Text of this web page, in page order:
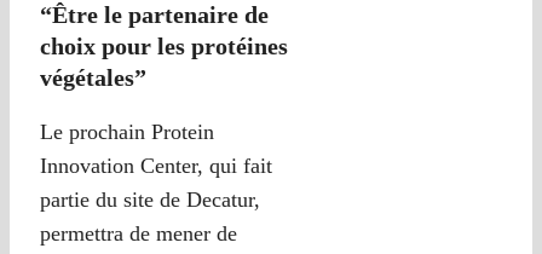
“Être le partenaire de
choix pour les protéines
végétales”
Le prochain Protein
Innovation Center, qui fait
partie du site de Decatur,
permettra de mener de